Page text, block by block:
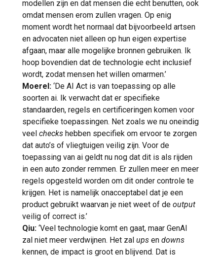
modellen zijn en dat mensen die echt benutten, ook
omdat mensen erom zullen vragen. Op enig
moment wordt het normaal dat bijvoorbeeld artsen
en advocaten niet alleen op hun eigen expertise
afgaan, maar alle mogelijke bronnen gebruiken. Ik
hoop bovendien dat de technologie echt inclusief
wordt, zodat mensen het willen omarmen.’
Moerel: ‘De AI Act is van toepassing op alle
soorten ai. Ik verwacht dat er specifieke
standaarden, regels en certificeringen komen voor
specifieke toepassingen. Net zoals we nu oneindig
veel checks hebben specifiek om ervoor te zorgen
dat auto’s of vliegtuigen veilig zijn. Voor de
toepassing van ai geldt nu nog dat dit is als rijden
in een auto zonder remmen. Er zullen meer en meer
regels opgesteld worden om dit onder controle te
krijgen. Het is namelijk onacceptabel dat je een
product gebruikt waarvan je niet weet of de output
veilig of correct is.’
Qiu: ‘Veel technologie komt en gaat, maar GenAI
zal niet meer verdwijnen. Het zal ups en downs
kennen, de impact is groot en blijvend. Dat is